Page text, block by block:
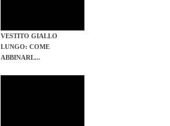
VESTITO GIALLO
LUNGO: COME
ABBINARL...